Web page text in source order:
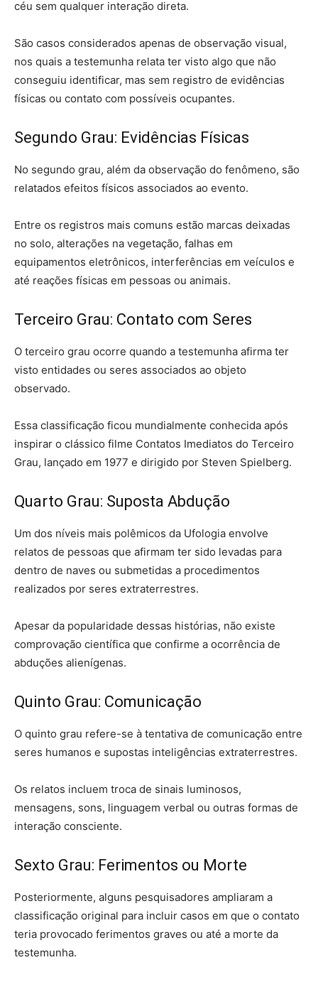
céu sem qualquer interação direta.
São casos considerados apenas de observação visual,
nos quais a testemunha relata ter visto algo que não
conseguiu identificar, mas sem registro de evidências
físicas ou contato com possíveis ocupantes.
Segundo Grau: Evidências Físicas
No segundo grau, além da observação do fenômeno, são
relatados efeitos físicos associados ao evento.
Entre os registros mais comuns estão marcas deixadas
no solo, alterações na vegetação, falhas em
equipamentos eletrônicos, interferências em veículos e
até reações físicas em pessoas ou animais.
Terceiro Grau: Contato com Seres
O terceiro grau ocorre quando a testemunha afirma ter
visto entidades ou seres associados ao objeto
observado.
Essa classificação ficou mundialmente conhecida após
inspirar o clássico filme Contatos Imediatos do Terceiro
Grau, lançado em 1977 e dirigido por Steven Spielberg.
Quarto Grau: Suposta Abdução
Um dos níveis mais polêmicos da Ufologia envolve
relatos de pessoas que afirmam ter sido levadas para
dentro de naves ou submetidas a procedimentos
realizados por seres extraterrestres.
Apesar da popularidade dessas histórias, não existe
comprovação científica que confirme a ocorrência de
abduções alienígenas.
Quinto Grau: Comunicação
O quinto grau refere-se à tentativa de comunicação entre
seres humanos e supostas inteligências extraterrestres.
Os relatos incluem troca de sinais luminosos,
mensagens, sons, linguagem verbal ou outras formas de
interação consciente.
Sexto Grau: Ferimentos ou Morte
Posteriormente, alguns pesquisadores ampliaram a
classificação original para incluir casos em que o contato
teria provocado ferimentos graves ou até a morte da
testemunha.